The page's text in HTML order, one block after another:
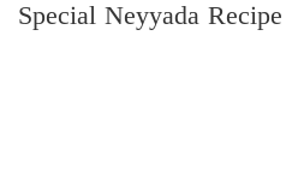
Special Neyyada Recipe